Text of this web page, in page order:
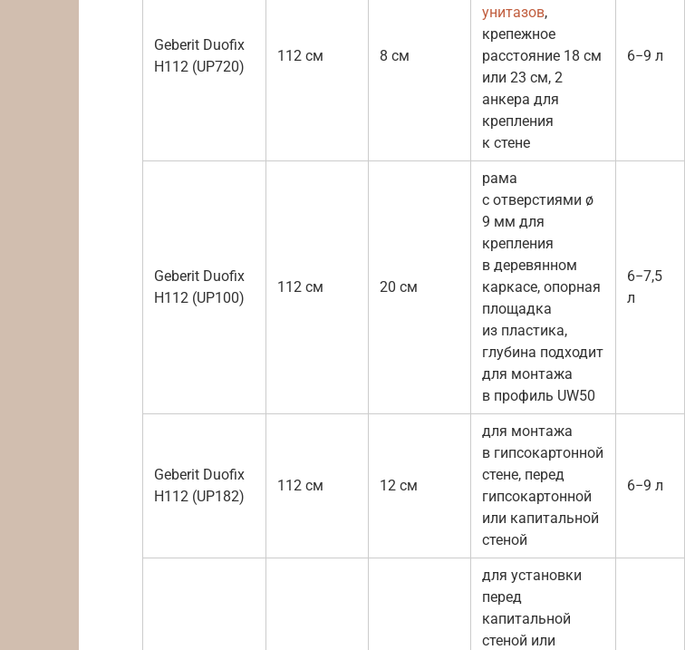
Geberit Duofix
H112 (UP720)
112 см 8 см
унитазов,
крепежное
расстояние 18 см
или 23 см, 2
анкера для
крепления
к стене
6−9 л
Geberit Duofix
H112 (UP100)
112 см 20 см
рама
с отверстиями ø
9 мм для
крепления
в деревянном
каркасе, опорная
площадка
из пластика,
глубина подходит
для монтажа
в профиль UW50
6−7,5
л
Geberit Duofix
H112 (UP182)
112 см 12 см
для монтажа
в гипсокартонной
стене, перед
гипсокартонной
или капитальной
стеной
6−9 л
для установки
перед
капитальной
стеной или